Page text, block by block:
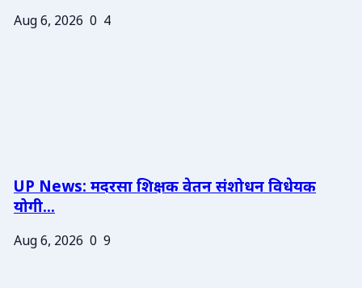
Aug 6, 2026 0 4
UP News: मदरसा शिक्षक वेतन संशोधन विधेयक
योगी...
Aug 6, 2026 0 9